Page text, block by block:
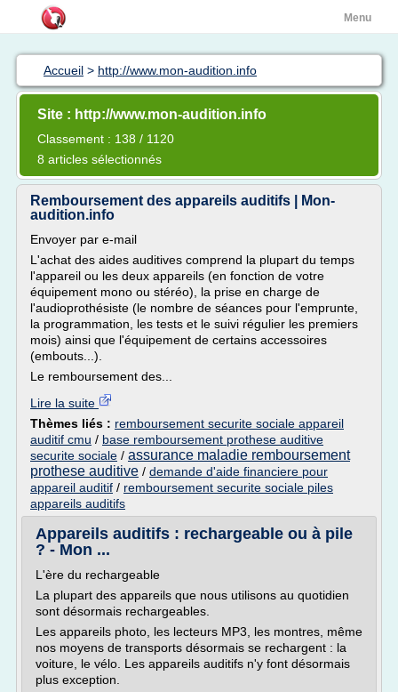
Menu
Accueil > http://www.mon-audition.info
Site : http://www.mon-audition.info
Classement : 138 / 1120
8 articles sélectionnés
Remboursement des appareils auditifs | Mon-
audition.info
Envoyer par e-mail
L'achat des aides auditives comprend la plupart du temps
l'appareil ou les deux appareils (en fonction de votre
équipement mono ou stéréo), la prise en charge de
l'audioprothésiste (le nombre de séances pour l'emprunte,
la programmation, les tests et le suivi régulier les premiers
mois) ainsi que l'équipement de certains accessoires
(embouts...).
Le remboursement des...
Lire la suite
Thèmes liés : remboursement securite sociale appareil
auditif cmu / base remboursement prothese auditive
securite sociale / assurance maladie remboursement
prothese auditive / demande d'aide financiere pour
appareil auditif / remboursement securite sociale piles
appareils auditifs
Appareils auditifs : rechargeable ou à pile
? - Mon ...
L'ère du rechargeable
La plupart des appareils que nous utilisons au quotidien
sont désormais rechargeables.
Les appareils photo, les lecteurs MP3, les montres, même
nos moyens de transports désormais se rechargent : la
voiture, le vélo. Les appareils auditifs n'y font désormais
plus exception.